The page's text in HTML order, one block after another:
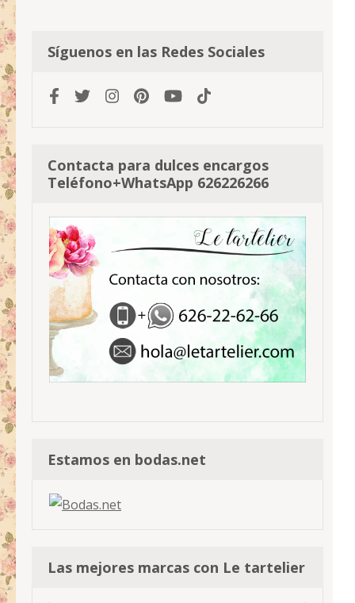
Síguenos en las Redes Sociales
Contacta para dulces encargos
Teléfono+WhatsApp 626226266
Estamos en bodas.net
Las mejores marcas con Le tartelier